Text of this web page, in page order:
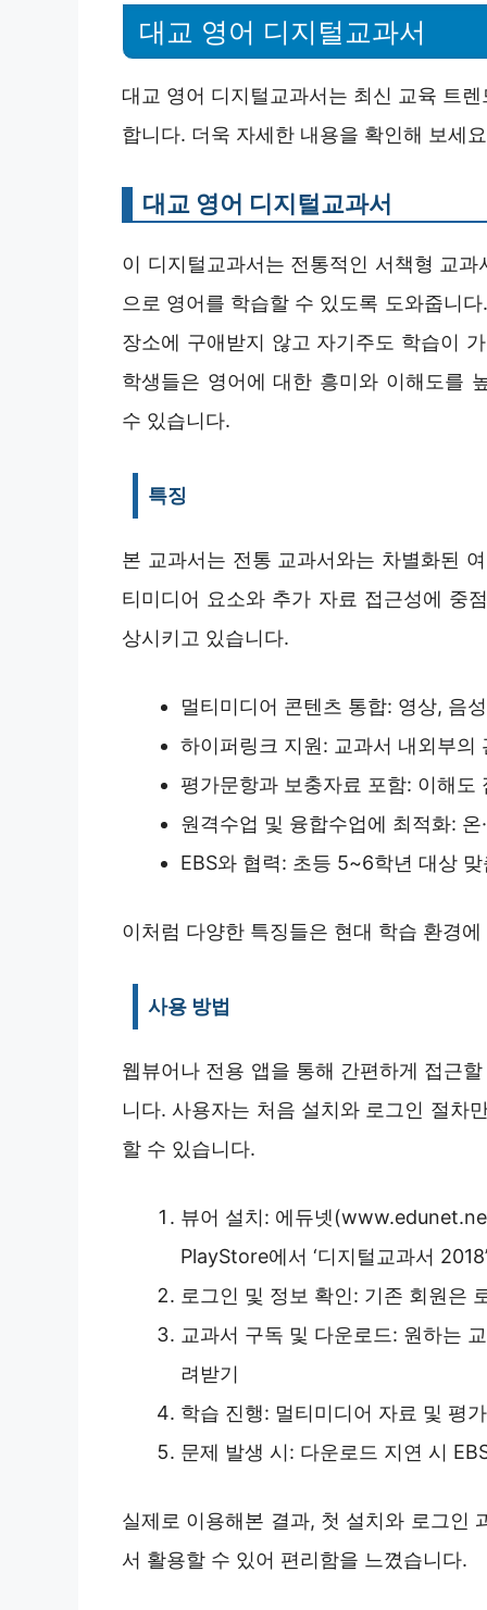
대교 영어 디지털교과서
대교 영어 디지털교과서는 최신 교육 트
합니다. 더욱 자세한 내용을 확인해 보세
대교 영어 디지털교과서
이 디지털교과서는 전통적인 서책형 교
으로 영어를 학습할 수 있도록 도와줍니
장소에 구애받지 않고 자기주도 학습이
학생들은 영어에 대한 흥미와 이해도를
수 있습니다.
특징
본 교과서는 전통 교과서와는 차별화된
티미디어 요소와 추가 자료 접근성에 중
상시키고 있습니다.
멀티미디어 콘텐츠 통합: 영상, 음
하이퍼링크 지원: 교과서 내외부의
평가문항과 보충자료 포함: 이해
원격수업 및 융합수업에 최적화:
EBS와 협력: 초등 5~6학년 대상
이처럼 다양한 특징들은 현대 학습 환경
사용 방법
웹뷰어나 전용 앱을 통해 간편하게 접근
니다. 사용자는 처음 설치와 로그인 절차
할 수 있습니다.
뷰어 설치: 에듀넷
PlayStore에서 ‘디지털교과서
로그인 및 정보 확인: 기존 회원은
교과서 구독 및 다운로드: 원하는
려받기
학습 진행: 멀티미디어 자료 및 평
문제 발생 시: 다운로드 지연 시
실제로 이용해본 결과, 첫 설치와 로그인
서 활용할 수 있어 편리함을 느꼈습니다.